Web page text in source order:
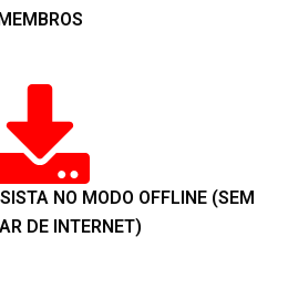
NO MODO OFFLINE (SEM
DE INTERNET)